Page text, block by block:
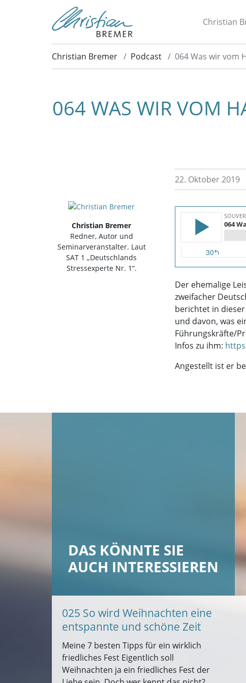
Christian
Christian Bremer Podcast 064 Was wir vom
064 WAS WIR VOM
Christian Bremer
Redner, Autor und
Seminarveranstalter. Laut
SAT 1 „Deutschlands
Stressexperte Nr. 1“.
22. Oktober 2019
Der ehemalige
zweifacher
berichtet in
und davon, was
Führungskräfte/
Infos zu ihm:
Angestellt ist er
DAS KÖNNTE SIE
AUCH INTERESSIEREN
025 So wird Weihnachten eine
entspannte und schöne Zeit
Meine 7 besten Tipps für ein wirklich
friedliches Fest Eigentlich soll
Weihnachten ja ein friedliches Fest der